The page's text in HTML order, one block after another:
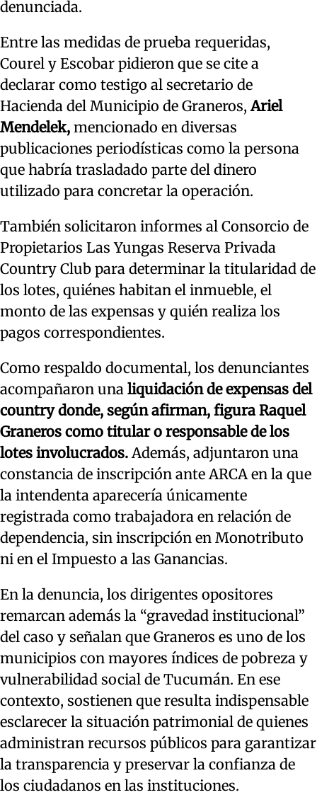
denunciada.
Entre las medidas de prueba requeridas,
Courel y Escobar pidieron que se cite a
declarar como testigo al secretario de
Hacienda del Municipio de Graneros,Ariel
Mendelek, mencionado en diversas
publicaciones periodísticas como la persona
que habría trasladado parte del dinero
utilizado para concretar la operación.
También solicitaron informes al Consorcio de
Propietarios Las Yungas Reserva Privada
Country Club para determinar la titularidad de
los lotes, quiénes habitan el inmueble, el
monto de las expensas y quién realiza los
pagos correspondientes.
Como respaldo documental, los denunciantes
acompañaron una liquidación de expensas del
country donde, según afirman, figura Raquel
Graneros como titular o responsable de los
lotes involucrados.Además, adjuntaron una
constancia de inscripción ante ARCA en la que
la intendenta aparecería únicamente
registrada como trabajadora en relación de
dependencia, sin inscripción en Monotributo
ni en el Impuesto a las Ganancias.
En la denuncia, los dirigentes opositores
remarcan además la “gravedad institucional”
del caso y señalan que Graneros es uno de los
municipios con mayores índices de pobreza y
vulnerabilidad social de Tucumán. En ese
contexto, sostienen que resulta indispensable
esclarecer la situación patrimonial de quienes
administran recursos públicos para garantizar
la transparencia y preservar la confianza de
los ciudadanos en las instituciones.